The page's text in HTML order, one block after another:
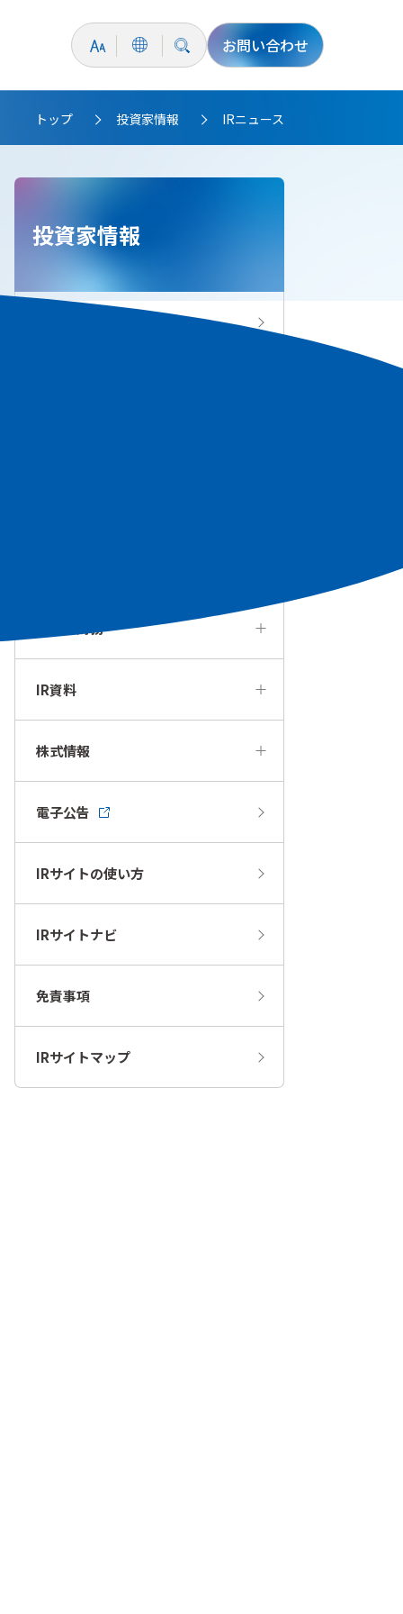
お問い合わせ
トップ >
投資家情報 >
IRニュース
投資家情報
業績・財務
IR資料
株式情報
電子公告
IRサイトの使い方
IRサイトナビ
免責事項
IRサイトマップ